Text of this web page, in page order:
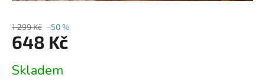
1 299 Kč –50 %
648 Kč
cena:
Skladem